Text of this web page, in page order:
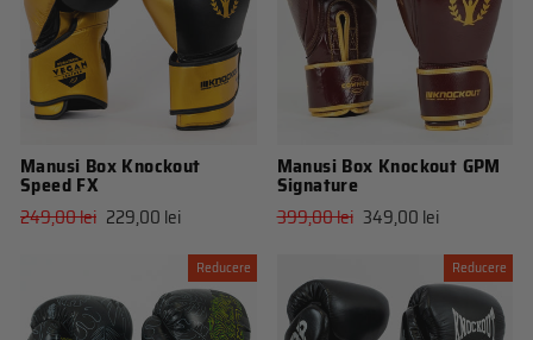
Manusi Box Knockout
Speed FX
Pret
249,00 lei Pret
229,00 lei
Manusi Box Knockout GPM
Signature
Pret
399,00 lei Pret
349,00 lei
Reducere Reducere